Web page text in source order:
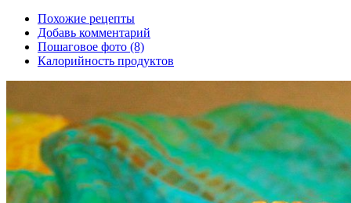
Похожие рецепты
Добавь комментарий
Пошаговое фото (8)
Калорийность продуктов